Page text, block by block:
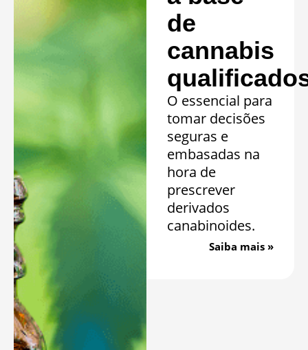
de
cannabis
O essencial para
tomar decisões
seguras e
embasadas na
hora de
prescrever
derivados
canabinoides.
Saiba mais »